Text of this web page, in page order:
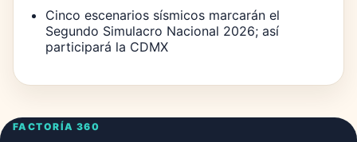
Cinco escenarios sísmicos marcarán el
Segundo Simulacro Nacional 2026; así
participará la CDMX
FACTORÍA 360